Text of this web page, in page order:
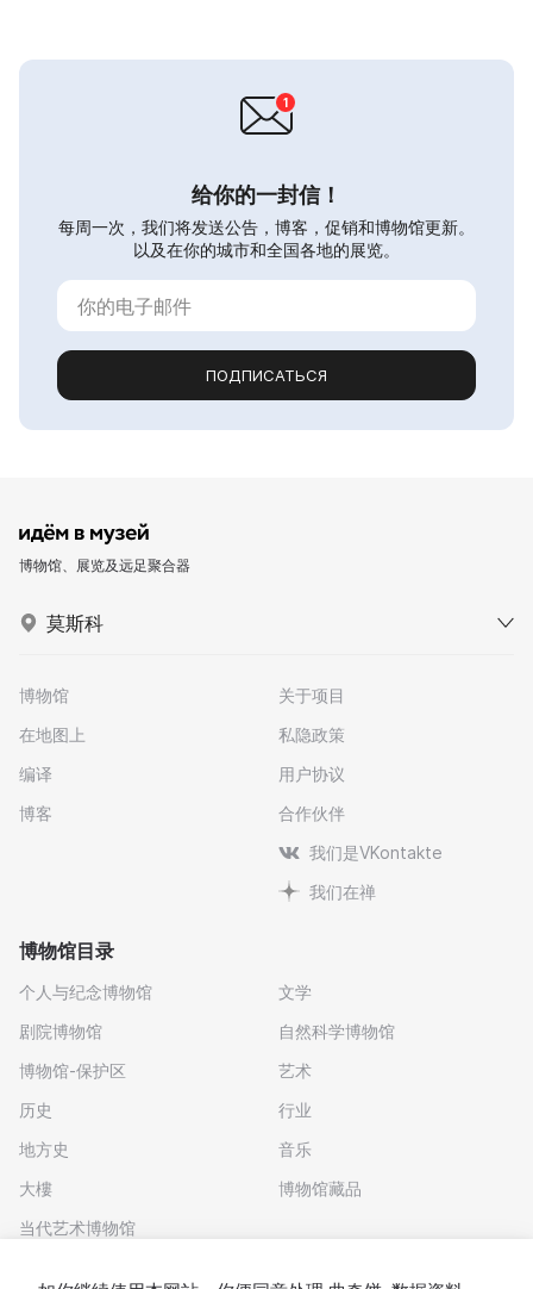
给你的一封信！
每周一次，我们将发送公告，博客，促销和博物馆更新。
以及在你的城市和全国各地的展览。
ПОДПИСАТЬСЯ
博物馆、展览及远足聚合器
莫斯科
博物馆
在地图上
编译
博客
关于项目
私隐政策
用户协议
合作伙伴
我们是VKontakte
我们在禅
博物馆目录
个人与纪念博物馆
剧院博物馆
博物馆-保护区
历史
地方史
大樓
当代艺术博物馆
文学
自然科学博物馆
艺术
行业
音乐
博物馆藏品